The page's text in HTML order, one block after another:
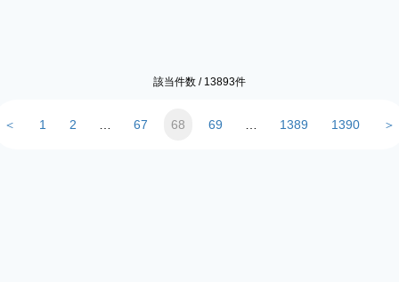
該当件数 / 13893件
＜ 1 2 67 68 69 1389 1390 ＞